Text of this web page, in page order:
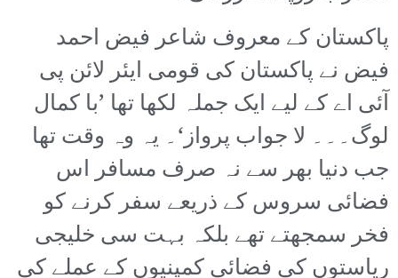
پاکستان کے معروف شاعر فیض احمد
فیض نے پاکستان کی قومی ایئر لائن پی
آئی اے کے لیے ایک جملہ لکھا تھا ’با کمال
لوگ۔۔۔ لا جواب پرواز‘۔ یہ وہ وقت تھا
جب دنیا بھر سے نہ صرف مسافر اس
فضائی سروس کے ذریعے سفر کرنے کو
فخر سمجھتے تھے بلکہ بہت سی خلیجی
ریاستوں کی فضائی کمپنیوں کے عملے کی